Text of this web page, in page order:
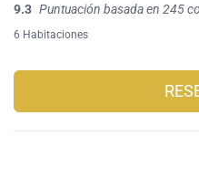
9.3 Puntuación basada en 245
6 Habitaciones